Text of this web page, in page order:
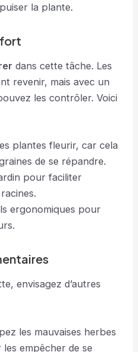
la plante.
dans cette tâche. Les
revenir, mais avec un
les contrôler. Voici
plantes fleurir, car cela
de se répandre.
pour faciliter
ergonomiques pour
envisagez d’autres
les mauvaises herbes
empêcher de se